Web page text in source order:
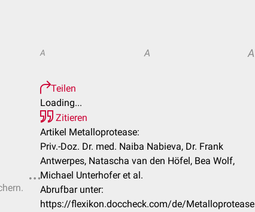
A A A
Teilen
Loading...
Zitieren
Artikel Metalloprotease:
Priv.-Doz. Dr. med. Naiba Nabieva, Dr. Frank
Antwerpes, Natascha van den Höfel, Bea Wolf,
Michael Unterhofer et al.
Abrufbar unter:
https://flexikon.doccheck.com/de/Metalloprotease